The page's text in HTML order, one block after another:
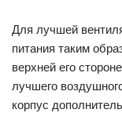
Для лучшей
питания таким
верхней его
лучшего
корпус